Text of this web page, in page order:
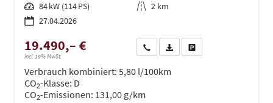
Leistung 84 kW (114 PS) Kilometerstand 2 km
27.04.2026
19.490,– €
incl. 19% MwSt.
Wir rufen Sie anPDF-Datei, Fahrzeugexposé
Verbrauch kombiniert: 5,80 l/100km
CO2-Klasse: D
CO2-Emissionen: 131,00 g/km